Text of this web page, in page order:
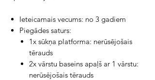
Ieteicamais vecums: no 3 gadiem
Piegādes saturs:
1x sūkņa platforma: nerūsējošais
tērauds
2x vārstu baseins apaļš ar 1 vārstu:
nerūsējošais tērauds